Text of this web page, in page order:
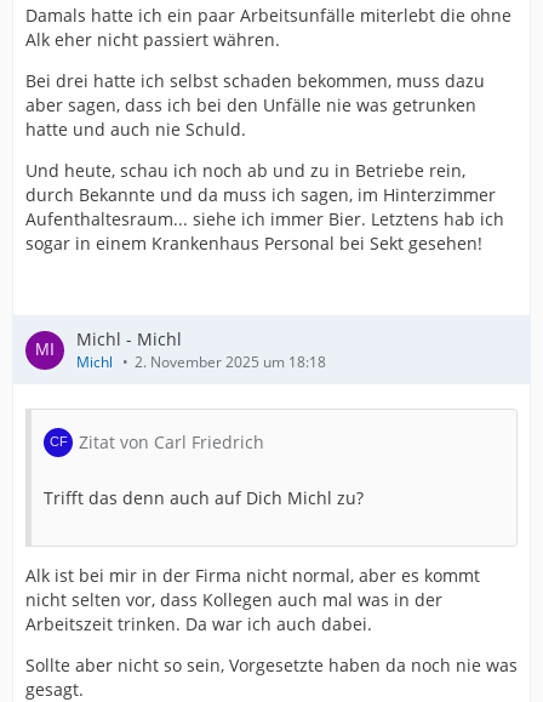
Damals hatte ich ein paar Arbeitsunfälle miterlebt die ohne
Alk eher nicht passiert währen.
Bei drei hatte ich selbst schaden bekommen, muss dazu
aber sagen, dass ich bei den Unfälle nie was getrunken
hatte und auch nie Schuld.
Und heute, schau ich noch ab und zu in Betriebe rein,
durch Bekannte und da muss ich sagen, im Hinterzimmer
Aufenthaltesraum... siehe ich immer Bier. Letztens hab ich
sogar in einem Krankenhaus Personal bei Sekt gesehen!
Michl - Michl
Michl 2. November 2025 um 18:18
Zitat von Carl Friedrich
Trifft das denn auch auf Dich Michl zu?
Alk ist bei mir in der Firma nicht normal, aber es kommt
nicht selten vor, dass Kollegen auch mal was in der
Arbeitszeit trinken. Da war ich auch dabei.
Sollte aber nicht so sein, Vorgesetzte haben da noch nie was
gesagt.